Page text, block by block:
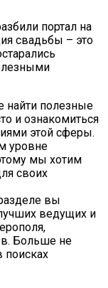
портал на
свадьбы – это
найти полезные
и ознакомиться
этой сферы.
уровне
мы хотим
своих
вы
ведущих и
Больше не
поисках